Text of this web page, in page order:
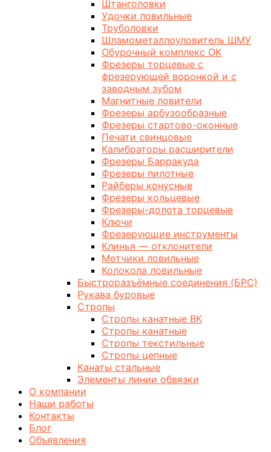
Штанголовки
Удочки ловильные
Труболовки
Шламометаллоуловитель ШМУ
Обурочный комплекс ОК
Фрезеры торцевые с
фрезерующей воронкой и с
заводным зубом
Магнитные ловители
Фрезеры арбузообразные
Фрезеры стартово-оконные
Печати свинцовые
Калибраторы расширители
Фрезеры Барракуда
Фрезеры пилотные
Райберы конусные
Фрезеры кольцевые
Фрезеры-долота торцевые
Ключи
Фрезерующие инструменты
Клинья — отклонители
Метчики ловильные
Колокола ловильные
Быстроразъёмные соединения (БРС)
Рукава буровые
Стропы
Стропы канатные ВК
Стропы канатные
Стропы текстильные
Стропы цепные
Канаты стальные
Элементы линии обвязки
О компании
Наши работы
Контакты
Блог
Объявления